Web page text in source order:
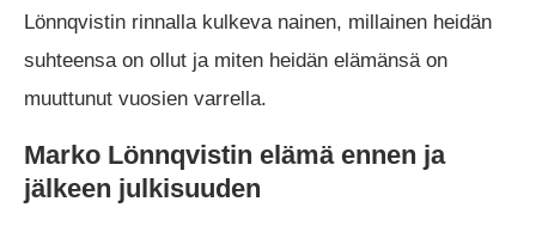
Lönnqvistin rinnalla kulkeva nainen, millainen heidän
suhteensa on ollut ja miten heidän elämänsä on
muuttunut vuosien varrella.
Marko Lönnqvistin elämä ennen ja
jälkeen julkisuuden